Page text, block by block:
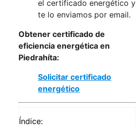
el certificado energético y
te lo enviamos por email.
Obtener certificado de
eficiencia energética en
Piedrahíta:
Solicitar certificado
energético
Índice: